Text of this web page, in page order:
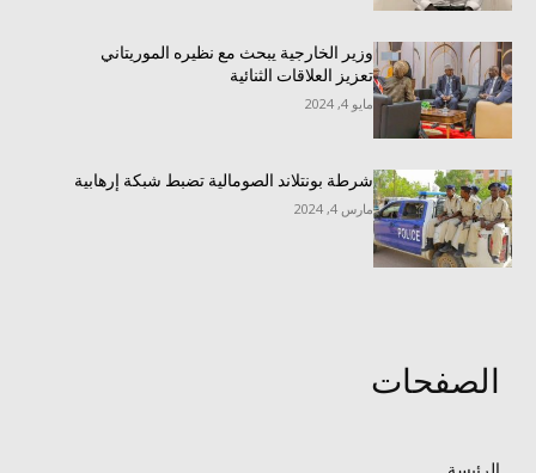
وزير الخارجية يبحث مع نظيره الموريتاني
تعزيز العلاقات الثنائية
مايو 4, 2024
شرطة بونتلاند الصومالية تضبط شبكة إرهابية
مارس 4, 2024
الصفحات
الرئيسة